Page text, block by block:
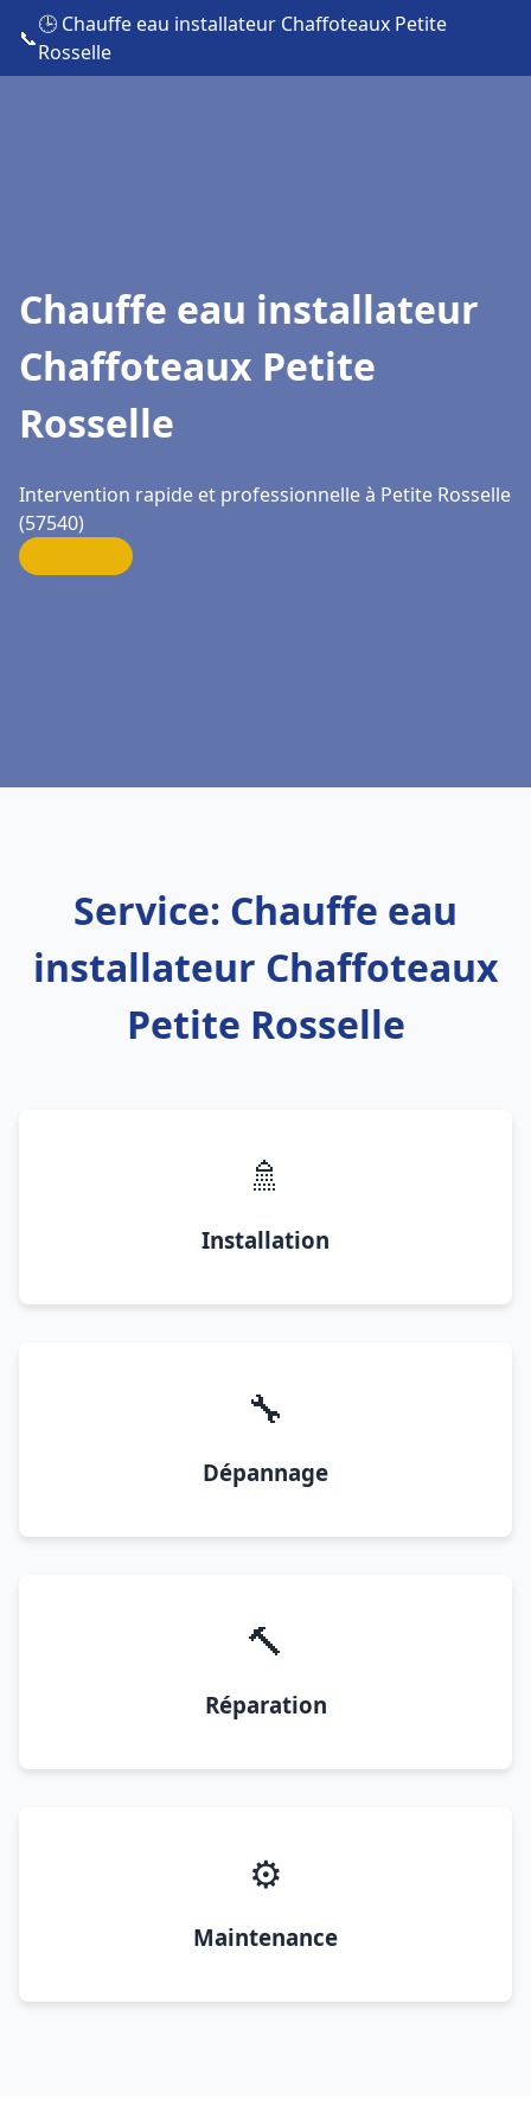
📞
🕒 Chauffe eau installateur Chaffoteaux Petite
Rosselle
Chauffe eau installateur
Chaffoteaux Petite
Rosselle
Intervention rapide et professionnelle à Petite Rosselle
(57540)
Service: Chauffe eau
installateur Chaffoteaux
Petite Rosselle
🚿
Installation
🔧
Dépannage
🔨
Réparation
⚙️
Maintenance